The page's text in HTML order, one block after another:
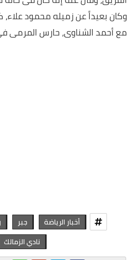
احسن برامج الكمبيوتر 2020
التداول عن طريق الانترنت
برنامج تنزيل الفيديو من الفيسبوك
كوبون خصم نسناس .. اقتني أفضل
وكان بعيداً عن زميله محمود علاء،
مع أحمد الشناوى، حارس المرمى
أخبار الرياضة جبر
نادي الزمالك